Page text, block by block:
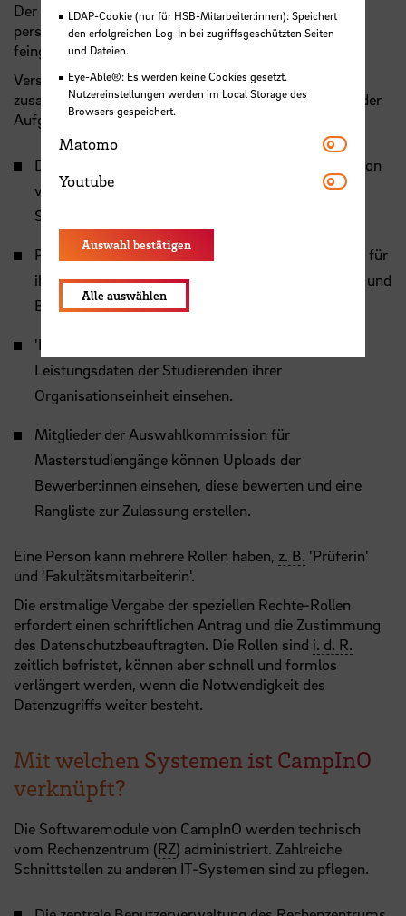
Der Zugriff auf die überwiegend sehr sensiblen
personenbezogenen Daten kann in CampInO sehr
feingliedrig gesteuert werden.
Verschiedene Einzelberechtigungen sind zu Rollen
zusammengefasst, die den Personen mit entsprechender
Aufgabe gegeben werden.
Die Rolle 'Studierende/r' wird bei der Immatrikulation
vergeben und erlaubt den Zugriff auf die eigenen
Stamm- und Leistungsdaten.
Prüfende erhalten die Rolle vom
und dürfen nur für
ihre Prüfungen die Teilnehmer:innenlisten einsehen und
Bewertungen pflegen.
'Fakultäts-Mitabeiter:innen' dürfen Kontakt- und
Leistungsdaten der Studierenden ihrer
Organisationseinheit einsehen.
Mitglieder der Auswahlkommission für
Masterstudiengänge können Uploads der
Bewerber:innen einsehen, diese bewerten und eine
Rangliste zur Zulassung erstellen.
Eine Person kann mehrere Rollen haben, z. B. 'Prüferin'
und 'Fakultätsmitarbeiterin'.
Die erstmalige Vergabe der speziellen Rechte-Rollen
erfordert einen schriftlichen Antrag und die Zustimmung
des Datenschutzbeauftragten. Die Rollen sind i. d. R.
zeitlich befristet, können aber schnell und formlos
verlängert werden, wenn die Notwendigkeit des
Datenzugriffs weiter besteht.
Mit welchen Systemen ist CampInO
verknüpft?
Die Softwaremodule von CampInO werden technisch
vom Rechenzentrum (RZ) administriert. Zahlreiche
Schnittstellen zu anderen IT-Systemen sind zu pflegen.
LDAP-Cookie (nur für HSB-Mitarbeiter:innen): Speichert
den erfolgreichen Log-In bei zugriffsgeschützten Seiten
und Dateien.
Eye-Able®: Es werden keine Cookies gesetzt.
Nutzereinstellungen werden im Local Storage des
Browsers gespeichert.
Matomo Matomo
Youtube Youtube
Auswahl bestätigen
Alle auswählen